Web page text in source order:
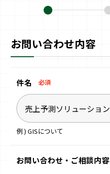
お問い合わせ内容
件名 必須
例 ) GISについて
お問い合わせ・ ご相談内容